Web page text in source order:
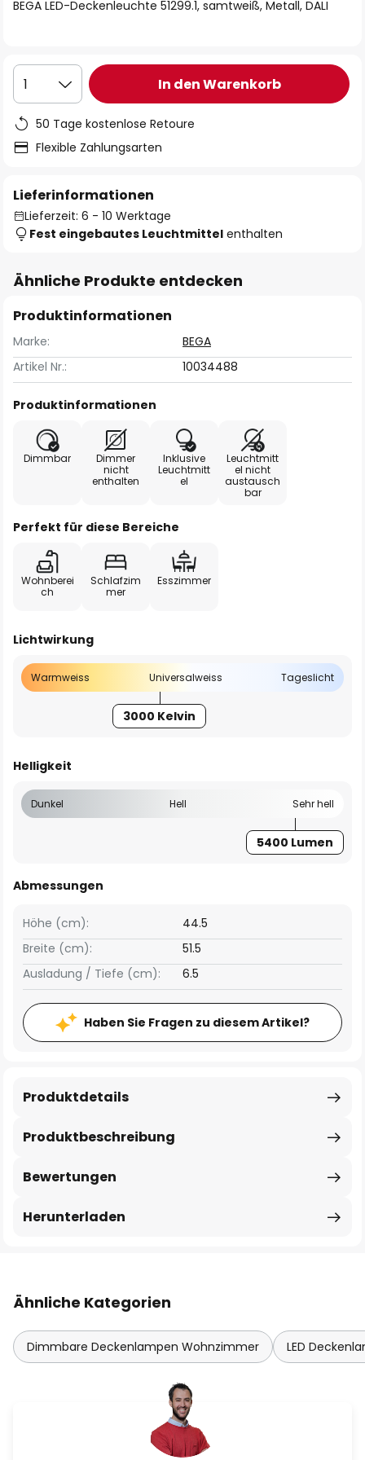
BEGA LED-Deckenleuchte 51299.1, samtweiß, Metall, DALI
1 In den Warenkorb
50 Tage kostenlose Retoure
Flexible Zahlungsarten
Lieferinformationen
Lieferzeit: 6 - 10 Werktage
Fest eingebautes Leuchtmittel enthalten
Ähnliche Produkte entdecken
Produktinformationen
Marke:
BEGA
Artikel Nr.:
10034488
Produktinformationen
Dimmbar
Dimmer
nicht
enthalten
Inklusive
Leuchtmitt
el
Leuchtmitt
el nicht
austausch
bar
Perfekt für diese Bereiche
Wohnberei
ch
Schlafzim
mer
Esszimmer
Lichtwirkung
Warmweiss Universalweiss Tageslicht
3000 Kelvin
Helligkeit
Dunkel Hell Sehr hell
5400 Lumen
Abmessungen
Breite (cm): 51.5
Höhe (cm): 44.5
Ausladung / Tiefe (cm): 6.5
Haben Sie Fragen zu diesem Artikel?
Produktbeschreibung
Produktdetails
Bewertungen
Herunterladen
Ähnliche Kategorien
Dimmbare Deckenlampen Wohnzimmer LED